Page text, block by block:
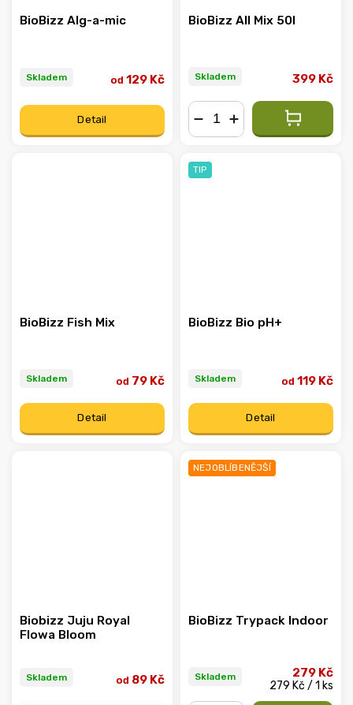
BioBizz Alg-a-mic
Skladem od 129 Kč
Detail
BioBizz All Mix 50l
Skladem 399 Kč
BioBizz Fish Mix
Skladem od 79 Kč
Detail
TIP
BioBizz Bio pH+
Skladem od 119 Kč
Detail
Biobizz Juju Royal
Flowa Bloom
Skladem od 89 Kč
NEJOBLÍBENĚJŠÍ
BioBizz Trypack Indoor
Skladem 279 Kč
279 Kč / 1 ks